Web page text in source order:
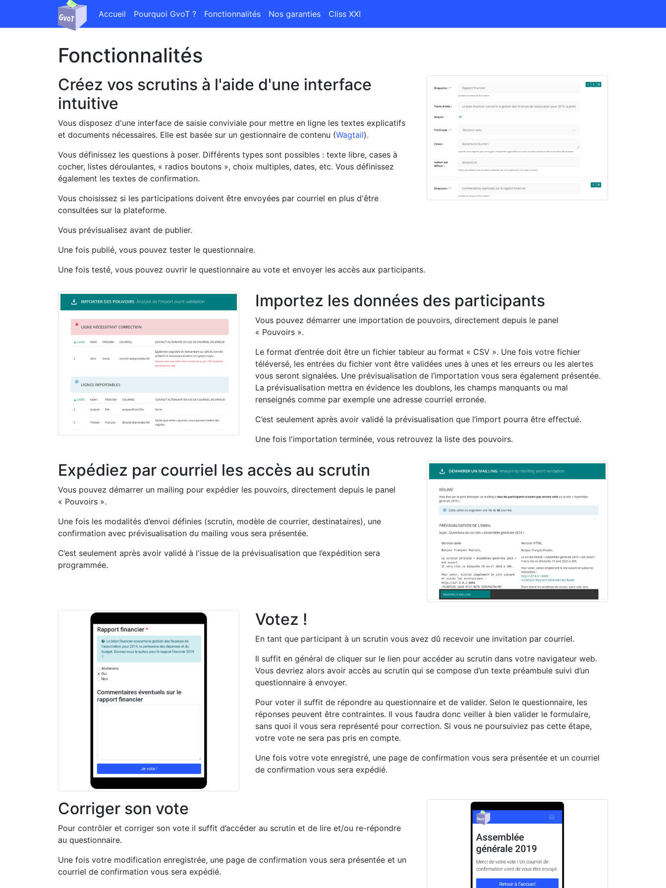
Accueil Pourquoi GvoT ? Fonctionnalités Nos garanties Cliss XXI
Fonctionnalités
Créez vos scrutins à l'aide d'une interface
intuitive
Vous disposez d'une interface de saisie conviviale pour mettre en ligne les textes explicatifs
et documents nécessaires. Elle est basée sur un gestionnaire de contenu (Wagtail).
Vous définissez les questions à poser. Différents types sont possibles : texte libre, cases à
cocher, listes déroulantes, « radios boutons », choix multiples, dates, etc. Vous définissez
également les textes de confirmation.
Vous choisissez si les participations doivent être envoyées par courriel en plus d'être
consultées sur la plateforme.
Vous prévisualisez avant de publier.
Une fois publié, vous pouvez tester le questionnaire.
Une fois testé, vous pouvez ouvrir le questionnaire au vote et envoyer les accès aux participants.
Importez les données des participants
Vous pouvez démarrer une importation de pouvoirs, directement depuis le panel
« Pouvoirs ».
Le format d’entrée doit être un fichier tableur au format « CSV ». Une fois votre fichier
téléversé, les entrées du fichier vont être validées unes à unes et les erreurs ou les alertes
vous seront signalées. Une prévisualisation de l’importation vous sera également présentée.
La prévisualisation mettra en évidence les doublons, les champs manquants ou mal
renseignés comme par exemple une adresse courriel erronée.
C’est seulement après avoir validé la prévisualisation que l’import pourra être effectué.
Une fois l'importation terminée, vous retrouvez la liste des pouvoirs.
Expédiez par courriel les accès au scrutin
Vous pouvez démarrer un mailing pour expédier les pouvoirs, directement depuis le panel
« Pouvoirs ».
Une fois les modalités d’envoi définies (scrutin, modèle de courrier, destinataires), une
confirmation avec prévisualisation du mailing vous sera présentée.
C’est seulement après avoir validé à l'issue de la prévisualisation que l’expédition sera
programmée.
Votez !
En tant que participant à un scrutin vous avez dû recevoir une invitation par courriel.
Il suffit en général de cliquer sur le lien pour accéder au scrutin dans votre navigateur web.
Vous devriez alors avoir accès au scrutin qui se compose d’un texte préambule suivi d’un
questionnaire à envoyer.
Pour voter il suffit de répondre au questionnaire et de valider. Selon le questionnaire, les
réponses peuvent être contraintes. Il vous faudra donc veiller à bien valider le formulaire,
sans quoi il vous sera représenté pour correction. Si vous ne poursuiviez pas cette étape,
votre vote ne sera pas pris en compte.
Une fois votre vote enregistré, une page de confirmation vous sera présentée et un courriel
de confirmation vous sera expédié.
Corriger son vote
Pour contrôler et corriger son vote il suffit d’accéder au scrutin et de lire et/ou re-répondre
au questionnaire.
Une fois votre modification enregistrée, une page de confirmation vous sera présentée et un
courriel de confirmation vous sera expédié.